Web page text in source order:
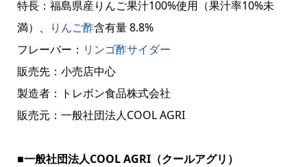
特長：福島県産りんご果汁100%使用（果汁率10%未
満）、
りんご酢含有量 8.8%
フレーバー： リンゴ酢サイダー
販売先：小売店中心
製造者：トレボン食品株式会社
販売元：一般社団法人COOL AGRI
■一般社団法人COOL AGRI（クールアグリ）